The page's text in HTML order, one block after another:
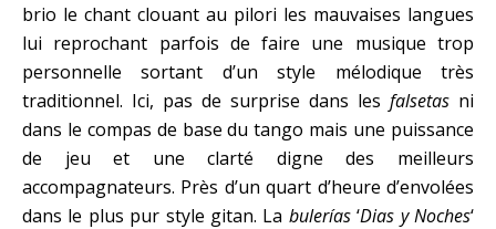
brio le chant clouant au pilori les mauvaises langues
lui reprochant parfois de faire une musique trop
personnelle sortant d’un style mélodique très
traditionnel. Ici, pas de surprise dans les falsetas ni
dans le compas de base du tango mais une puissance
de jeu et une clarté digne des meilleurs
accompagnateurs. Près d’un quart d’heure d’envolées
dans le plus pur style gitan. La bulerías‘Dias y Noches‘